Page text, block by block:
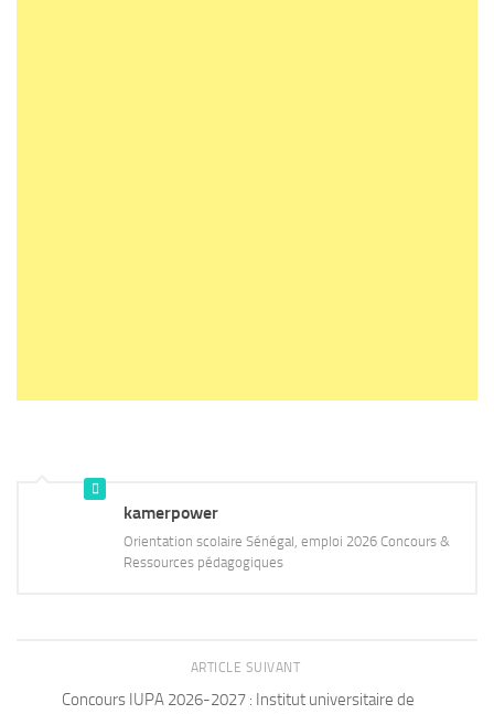
kamerpower
Orientation scolaire Sénégal, emploi 2026 Concours &
Ressources pédagogiques
ARTICLE SUIVANT
Concours IUPA 2026-2027 : Institut universitaire de